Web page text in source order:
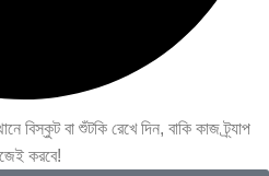
বিস্কুট বা শুঁটকি রেখে দিন, বাকি কাজ ট্র্যাপ
করবে!